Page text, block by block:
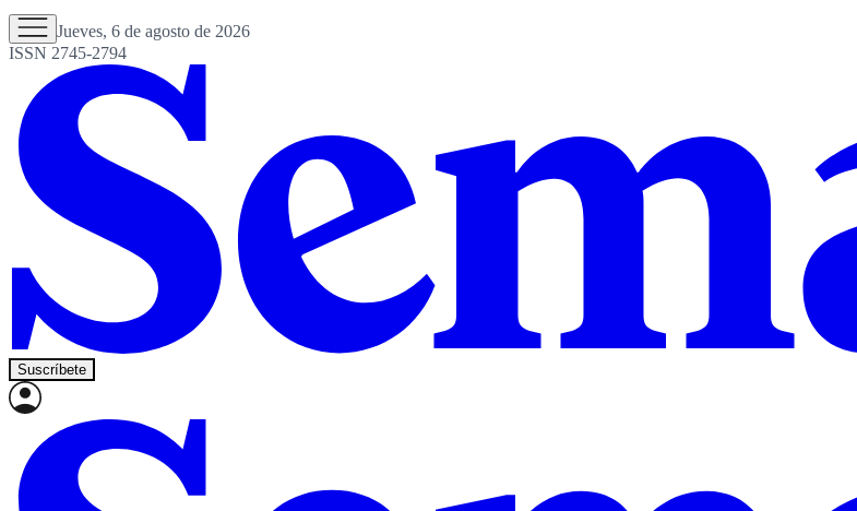
Jueves, 6 de agosto de 2026
ISSN 2745-2794
Suscríbete